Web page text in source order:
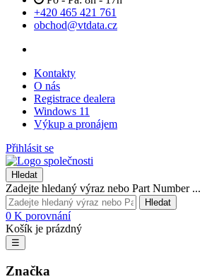
+420 465 421 761
obchod@vtdata.cz
Kontakty
O nás
Registrace dealera
Windows 11
Výkup a pronájem
Přihlásit se
Hledat
Zadejte hledaný výraz nebo Part Number ...
Hledat
0 K porovnání
Košík je prázdný
☰
Značka